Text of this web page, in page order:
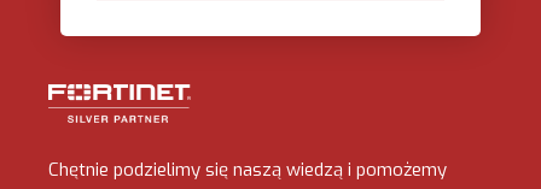
Chętnie podzielimy się naszą wiedzą i pomożemy